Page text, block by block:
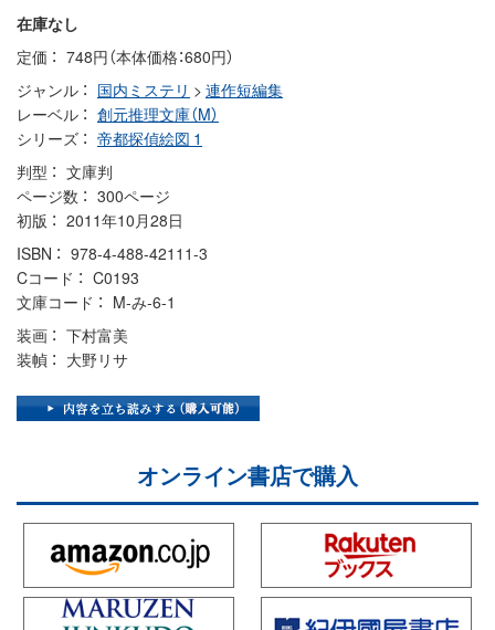
在庫なし
定価
748円（本体価格：680円）
ジャンル
国内ミステリ > 連作短編集
レーベル
創元推理文庫（M）
シリーズ
帝都探偵絵図 1
判型
文庫判
ページ数
300ページ
初版
2011年10月28日
ISBN
978-4-488-42111-3
Cコード
C0193
文庫コード
M-み-6-1
装画
下村富美
装幀
大野リサ
オンライン書店で購入